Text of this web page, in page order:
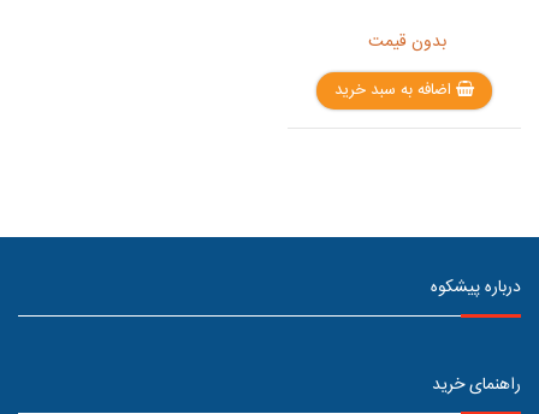
بدون قیمت
اضافه به سبد خرید
درباره پیشکوه
راهنمای خرید